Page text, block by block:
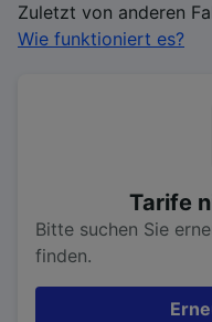
Zuletzt von anderen
Wie funktioniert es?
Tarife
Bitte suchen Sie
finden.